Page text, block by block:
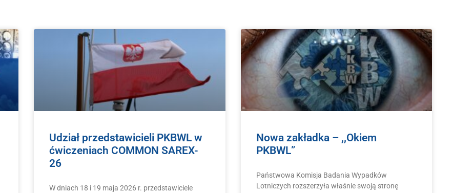
Udział przedstawicieli PKBWL w
ćwiczeniach COMMON SAREX-
26
W dniach 18 i 19 maja 2026 r. przedstawiciele
Nowa zakładka – ,,Okiem
PKBWL”
Państwowa Komisja Badania Wypadków
Lotniczych rozszerzyła właśnie swoją stronę